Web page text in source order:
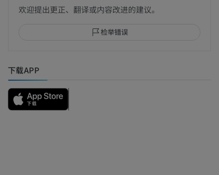
欢迎提出更正、翻译或内容改进的建议。
检举错误
下载APP